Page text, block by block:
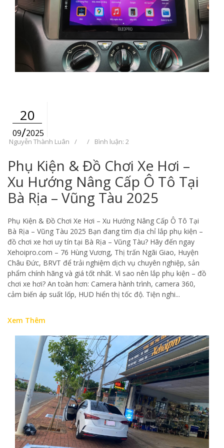
20
09/2025
Nguyễn Thành Luân / / Bình luận: 2
Phụ Kiện & Đồ Chơi Xe Hơi –
Xu Hướng Nâng Cấp Ô Tô Tại
Bà Rịa – Vũng Tàu 2025
Phụ Kiện & Đồ Chơi Xe Hơi – Xu Hướng Nâng Cấp Ô Tô Tại
Bà Rịa – Vũng Tàu 2025 Bạn đang tìm địa chỉ lắp phụ kiện –
đồ chơi xe hơi uy tín tại Bà Rịa – Vũng Tàu? Hãy đến ngay
Xehoipro.com – 76 Hùng Vương, Thị trấn Ngãi Giao, Huyện
Châu Đức, BRVT để trải nghiệm dịch vụ chuyên nghiệp, sản
phẩm chính hãng và giá tốt nhất. Vì sao nên lắp phụ kiện – đồ
chơi xe hơi? An toàn hơn: Camera hành trình, camera 360,
cảm biến áp suất lốp, HUD hiển thị tốc độ. Tiện nghi...
Xem Thêm